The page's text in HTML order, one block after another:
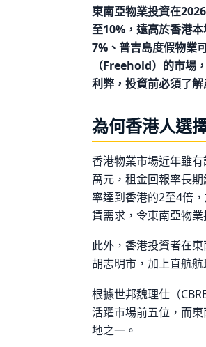
東南亞物業投資在
至10%，遠高於香港
7%、普吉島度假物業
（Freehold）的市場
利弊，投資前必須了
為何香港人選
香港物業市場近年雖
萬元，租金回報率長
率達到香港的2至4倍
賃需求，令東南亞物
此外，香港投資者在
胡志明市，加上直航
根據世邦魏理仕（
活躍市場前五位，而
地之一。